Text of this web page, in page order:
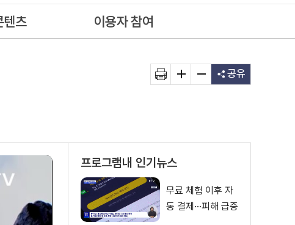
IPTV(KT, SKB, LGU+)
텐츠 이용자 참여
공유
프로그램내 인기뉴스
무료 체험 이후 자
동 결제···피해 급증